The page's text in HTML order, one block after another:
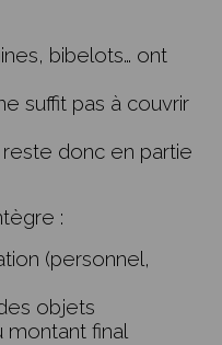
bibelots… ont
suffit pas à couvrir
donc en partie
:
(personnel,
objets
final